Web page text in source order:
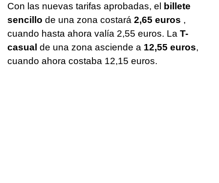
Con las nuevas tarifas aprobadas, el billete
sencillo de una zona costará 2,65 euros ,
cuando hasta ahora valía 2,55 euros. La T-
casual de una zona asciende a 12,55 euros,
cuando ahora costaba 12,15 euros.